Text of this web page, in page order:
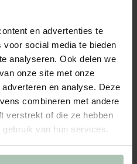
en advertenties te
social media te bieden
analyseren. Ook delen we
onze site met onze
en analyse. Deze
combineren met andere
verstrekt of die ze hebben
van hun services.
waar ook een stoel-
eindeloos veel opstellingen
van de serie....Lees meer
+ opties
+ kleuropties